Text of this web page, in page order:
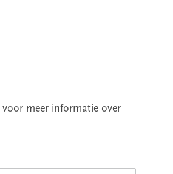
voor meer informatie over